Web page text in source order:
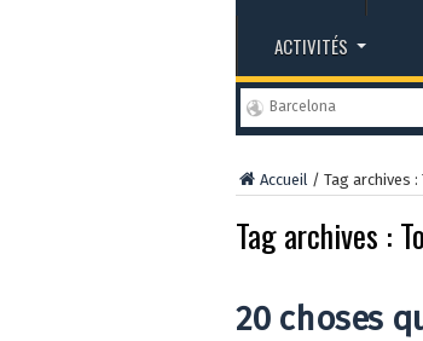
ACTIVITÉS
Barcelona
Accueil / Tag archives
Tag archives :
20 choses